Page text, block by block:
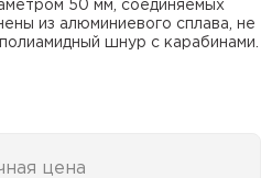
50 мм, соединяемых
из алюминиевого сплава, не
шнур с карабинами.
цена